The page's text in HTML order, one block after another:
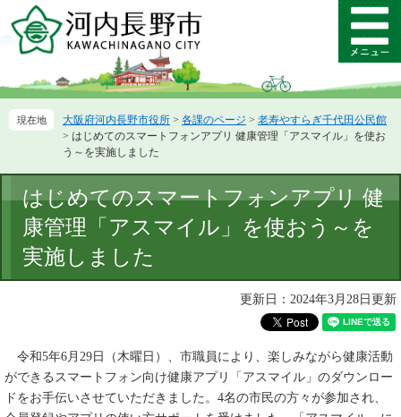
ー
先
ニ
を
本
文
メ
ニ
ー
大阪府河内長野市役所 > 各課のページ > 老寿やすらぎ千代田公民館
> はじめてのスマートフォンアプリ 健康管理「アスマイル」を使お
う～を実施しました
文
はじめてのスマートフォンアプリ 健
康管理「アスマイル」を使おう～を
実施しました
更新日：2024年3月28日更新
令和5年6月29日（木曜日）、市職員により、楽しみながら健康活動
ができるスマートフォン向け健康アプリ「アスマイル」のダウンロー
ドをお手伝いさせていただきました。4名の市民の方々が参加され、